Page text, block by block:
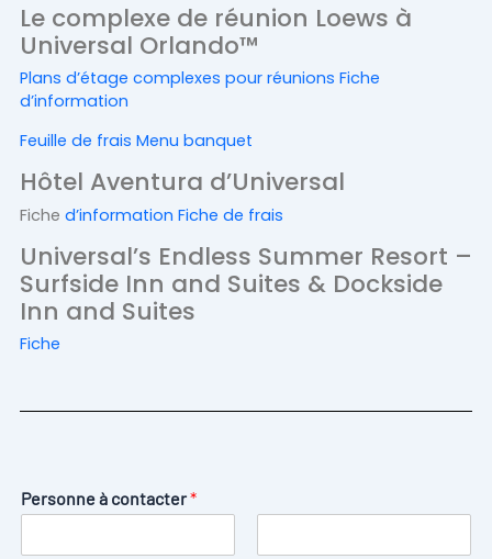
Le complexe de réunion Loews à
Universal Orlando™
Plans d’étage complexes pour réunions Fiche
d’information
Feuille de frais Menu banquet
Hôtel Aventura d’Universal
Fiche d’information Fiche de frais
Universal’s Endless Summer Resort –
Surfside Inn and Suites & Dockside
Inn and Suites
Fiche
Personne à contacter*